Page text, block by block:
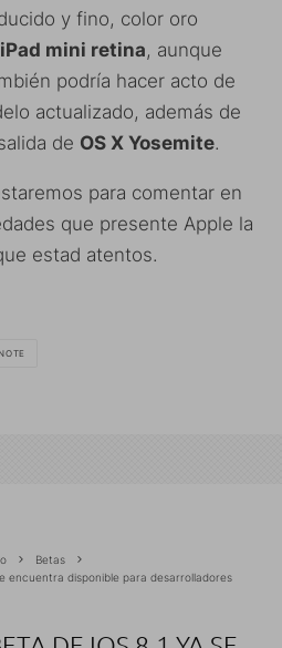
y fino, color oro
iPad mini retina, aunque
podría hacer acto de
actualizado, además de
de OS X Yosemite.
para comentar en
que presente Apple la
estad atentos.
Betas
encuentra disponible para desarrolladores